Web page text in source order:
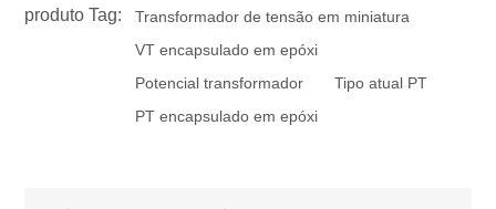
produto Tag:
Transformador de tensão em miniatura
VT encapsulado em epóxi
Potencial transformador
Tipo atual PT
PT encapsulado em epóxi